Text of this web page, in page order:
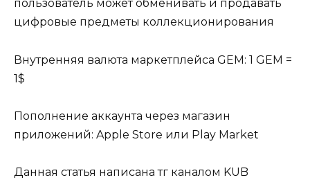
пользователь может обменивать и продавать
цифровые предметы коллекционирования
Внутренняя валюта маркетплейса GEM: 1 GEM =
1$
Пополнение аккаунта через магазин
приложений: Apple Store или Play Market
Данная статья написана тг каналом KUB